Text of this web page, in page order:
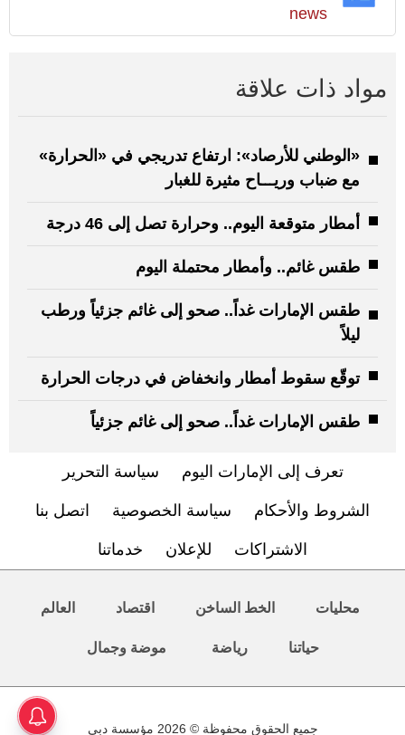
news
مواد ذات علاقة
«الوطني للأرصاد»: ارتفاع تدريجي في «الحرارة»
مع ضباب وريـــاح مثيرة للغبار
أمطار متوقعة اليوم.. وحرارة تصل إلى 46 درجة
طقس غائم.. وأمطار محتملة اليوم
طقس الإمارات غداً.. صحو إلى غائم جزئياً ورطب
ليلاً
توقّع سقوط أمطار وانخفاض في درجات الحرارة
طقس الإمارات غداً.. صحو إلى غائم جزئياً
تعرف إلى الإمارات اليوم سياسة التحرير
الشروط والأحكام سياسة الخصوصية اتصل بنا
الاشتراكات للإعلان خدماتنا
محليات الخط الساخن اقتصاد العالم
حياتنا رياضة موضة وجمال
جميع الحقوق محفوظة © 2026 مؤسسة دبي